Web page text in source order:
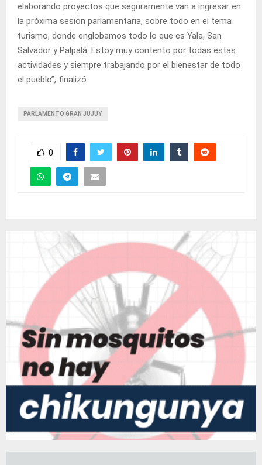
elaborando proyectos que seguramente van a ingresar en
la próxima sesión parlamentaria, sobre todo en el tema
turismo, donde englobamos todo lo que es Yala, San
Salvador y Palpalá. Estoy muy contento por todas estas
actividades y siempre trabajando por el bienestar de todo
el pueblo”, finalizó.
PARLAMENTO GRAN JUJUY
0